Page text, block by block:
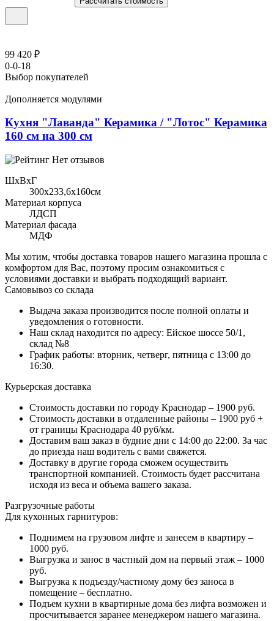
99 420 ₽
0-0-18
Выбор покупателей
Дополняется модулями
Кухня "Лаванда" Керамика / "Лотос" Керамика
160 см на 300 см
Нет отзывов
ШхВхГ
300x233,6х160см
Материал корпуса
ЛДСП
Материал фасада
МДФ
Мы хотим, чтобы доставка товаров нашего магазина прошла с
комфортом для Вас, поэтому просим ознакомиться с
условиями доставки и выбрать подходящий вариант.
Самовывоз со склада
Выдача заказа производится после полной оплаты и
уведомления о готовности.
Наш склад находится по адресу: Ейское шоссе 50/1,
склад №8
График работы: вторник, четверг, пятница с 13:00 до
16:30.
Курьерская доставка
Стоимость доставки по городу Краснодар – 1900 руб.
Стоимость доставки в отдаленные районы – 1900 руб +
от границы Краснодара 40 руб/км.
Доставим ваш заказ в будние дни с 14:00 до 22:00. За час
до приезда наш водитель с вами свяжется.
Доставку в другие города сможем осуществить
транспортной компанией. Стоимость будет рассчитана
исходя из веса и объема вашего заказа.
Разгрузочные работы
Для кухонных гарнитуров:
Поднимем на грузовом лифте и занесем в квартиру –
1000 руб.
Выгрузка и занос в частный дом на первый этаж – 1000
руб.
Выгрузка к подъезду/частному дому без заноса в
помещение – бесплатно.
Подъем кухни в квартирные дома без лифта возможен и
просчитывается заранее менеджером нашего магазина.